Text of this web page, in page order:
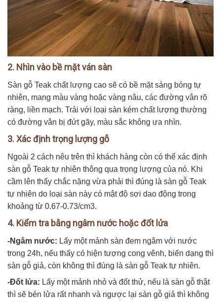
2. Nhìn vào bề mặt ván sàn
Sàn gỗ Teak chất lượng cao sẽ có bề mặt sáng bóng tự
nhiên, mang màu vàng hoặc vàng nâu, các đường vân rõ
ràng, liền mạch. Trái với loại sàn kém chất lượng thường
có đường vân bị đứt gãy, màu sắc không ưa nhìn.
3. Xác định trọng lượng gỗ
Ngoài 2 cách nêu trên thì khách hàng còn có thể xác định
sàn gỗ Teak tự nhiên thông qua trọng lượng của nó. Khi
cầm lên thấy chắc nặng vừa phải thì đúng là sàn gỗ Teak
tự nhiên do loại sàn này có mật độ sợi dao động trong
khoảng từ 0.67-0.73/cm3.
4. Kiểm tra bằng ngâm nước hoặc đốt lửa
-Ngâm nước: Lấy một mảnh sàn đem ngâm với nước
trong 24h, nếu thấy có hiện tượng cong vênh, biến dạng thì
sàn gỗ giả, còn không thì đúng là sàn gỗ Teak tự nhiên.
-Đốt lửa: Lấy một mảnh nhỏ và đốt thử, nếu là sàn gỗ thật
thì sẽ bén lửa rất nhanh và ngược lại sàn gỗ giả thì không